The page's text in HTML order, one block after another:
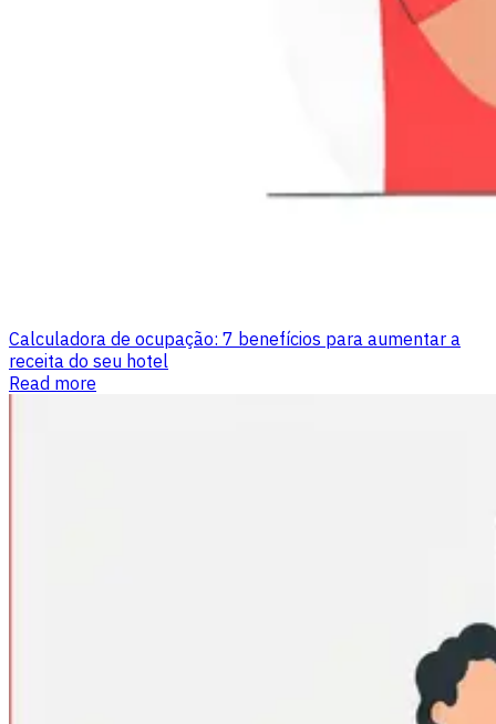
Calculadora de ocupação: 7 benefícios para aumentar a
receita do seu hotel
Read more